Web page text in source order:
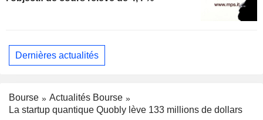
Dernières actualités
Bourse
Actualités Bourse
La startup quantique Quobly lève 133 millions de dollars